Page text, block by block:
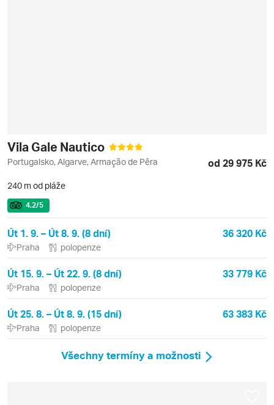
Vila Gale Nautico
Portugalsko, Algarve, Armação de Pêra od 29 975 Kč
240 m od pláže
4.2/5
Út 1. 9. – Út 8. 9. (8 dní) 36 320 Kč
Praha polopenze
Út 15. 9. – Út 22. 9. (8 dní) 33 779 Kč
Praha polopenze
Út 25. 8. – Út 8. 9. (15 dní) 63 383 Kč
Praha polopenze
Všechny termíny a možnosti